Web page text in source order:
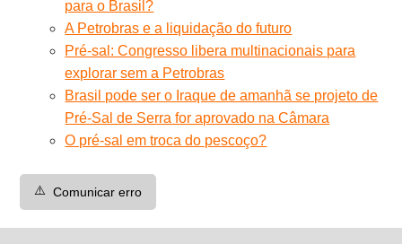
para o Brasil?
A Petrobras e a liquidação do futuro
Pré-sal: Congresso libera multinacionais para
explorar sem a Petrobras
Brasil pode ser o Iraque de amanhã se projeto de
Pré-Sal de Serra for aprovado na Câmara
O pré-sal em troca do pescoço?
⚠️ Comunicar erro